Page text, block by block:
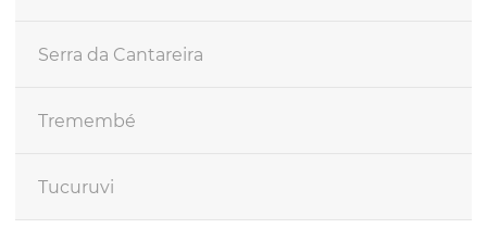
Serra da Cantareira
Tremembé
Tucuruvi